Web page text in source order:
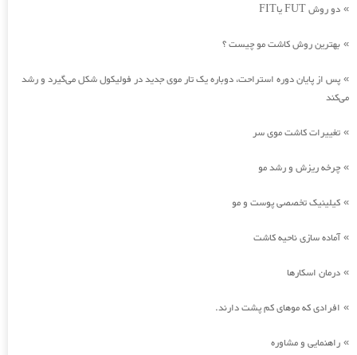
» دو روش FUT یاFIT
» بهترین روش کاشت مو چیست ؟
» پس از پایان دوره استراحت، دوباره یک تار موی جدید در فولیکول شکل می‌گیرد و رشد
می‌کند
» تغییرات کاشت موی سر
» چرخه ریزش و رشد مو
» کیلینیک تخصصی پوست و مو
»آماده سازی ناحیه کاشت
» درمان اسکارها
» افرادی که موهای کم پشت دارند.
» راهنمایی و مشاوره